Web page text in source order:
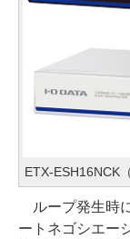
ETX-ESH16NCK
ループ発生時
ートネゴシエー